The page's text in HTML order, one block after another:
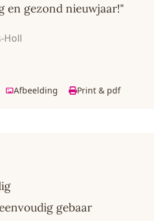
en gezond nieuwjaar!"
Holl
Afbeelding Print & pdf
gebaar